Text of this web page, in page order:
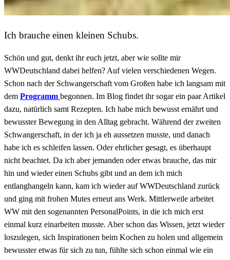
Ich brauche einen kleinen Schubs.
Schön und gut, denkt ihr euch jetzt, aber wie sollte mir
WWDeutschland dabei helfen? Auf vielen verschiedenen Wegen.
Schon nach der Schwangerschaft vom Großen habe ich langsam mit
dem Programm begonnen. Im Blog findet ihr sogar ein paar Artikel
dazu, natürlich samt Rezepten. Ich habe mich bewusst ernährt und
bewusster Bewegung in den Alltag gebracht. Während der zweiten
Schwangerschaft, in der ich ja eh aussetzen musste, und danach
habe ich es schleifen lassen. Oder ehrlicher gesagt, es überhaupt
nicht beachtet. Da ich aber jemanden oder etwas brauche, das mir
hin und wieder einen Schubs gibt und an dem ich mich
entlanghangeln kann, kam ich wieder auf WWDeutschland zurück
und ging mit frohen Mutes erneut ans Werk. Mittlerweile arbeitet
WW mit den sogenannten PersonalPoints, in die ich mich erst
einmal kurz einarbeiten musste. Aber schon das Wissen, jetzt wieder
loszulegen, sich Inspirationen beim Kochen zu holen und allgemein
bewusster etwas für sich zu tun, fühlte sich schon einmal wie ein